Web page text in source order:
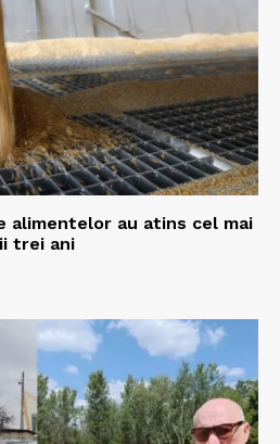
alimentelor au atins cel mai
trei ani